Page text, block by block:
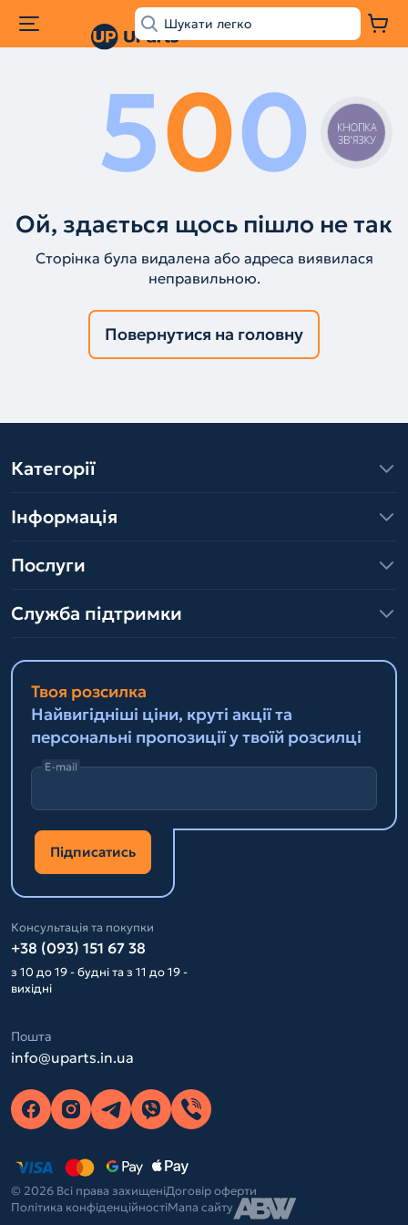
500
Ой, здається щось пішло не так
Сторінка була видалена або адреса виявилася
неправильною.
Повернутися на головну
Категорії
Інформація
Послуги
Служба підтримки
Твоя розсилка
Найвигідніші ціни, круті акції та
персональні пропозиції у твоїй розсилці
E-mail
Підписатись
Консультація та покупки
+38 (093) 151 67 38
з 10 до 19 - будні та з 11 до 19 -
вихідні
Пошта
info@uparts.in.ua
© 2026 Всі права захищеніДоговір оферти
Політика конфіденційностіМапа сайту
КНОПКА
ЗВ'ЯЗКУ